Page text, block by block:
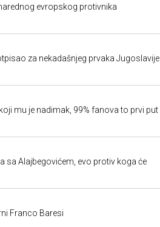
evropskog protivnika
za nekadašnjeg prvaka Jugoslavije
mu je nadimak, 99% fanova to prvi put
sa Alajbegovićem, evo protiv koga će
Franco Baresi